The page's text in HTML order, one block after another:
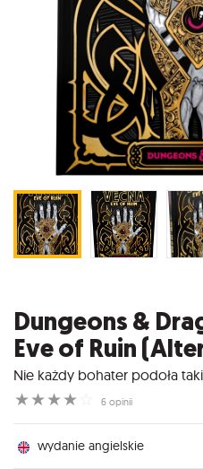
Dungeons &
Eve of Ruin
Nie każdy bohater podoła
☆
☆
☆
☆ 6 opinii
wydanie angielskie